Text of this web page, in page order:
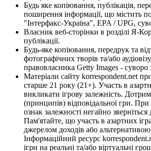
Будь яке копіювання, публікація,
поширення інформації, що містить
"Інтерфакс-Україна", EPA / UPG,
Власник веб-сторінки в розділі Я-
публікації.
Будь-яке копіювання, передрук та
фотографічних творів та/або
правовласника Getty Images - суворо
Матеріали сайту korrespondent.net
старше 21 року (21+). Участь в
викликати ігрову залежність.
(принципів) відповідальної гри.
ознак залежності негайно зверніться
Пам'ятайте, що участь в азартних
джерелом доходів або альтернативою
Інформаційний ресурс
ігри на реальні та/або віртуальні